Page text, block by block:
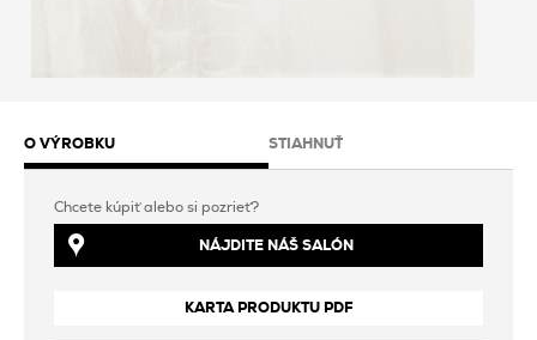
O VÝROBKU STIAHNUŤ
Chcete kúpiť alebo si pozrieť?
NÁJDITE NÁŠ SALÓN
KARTA PRODUKTU PDF